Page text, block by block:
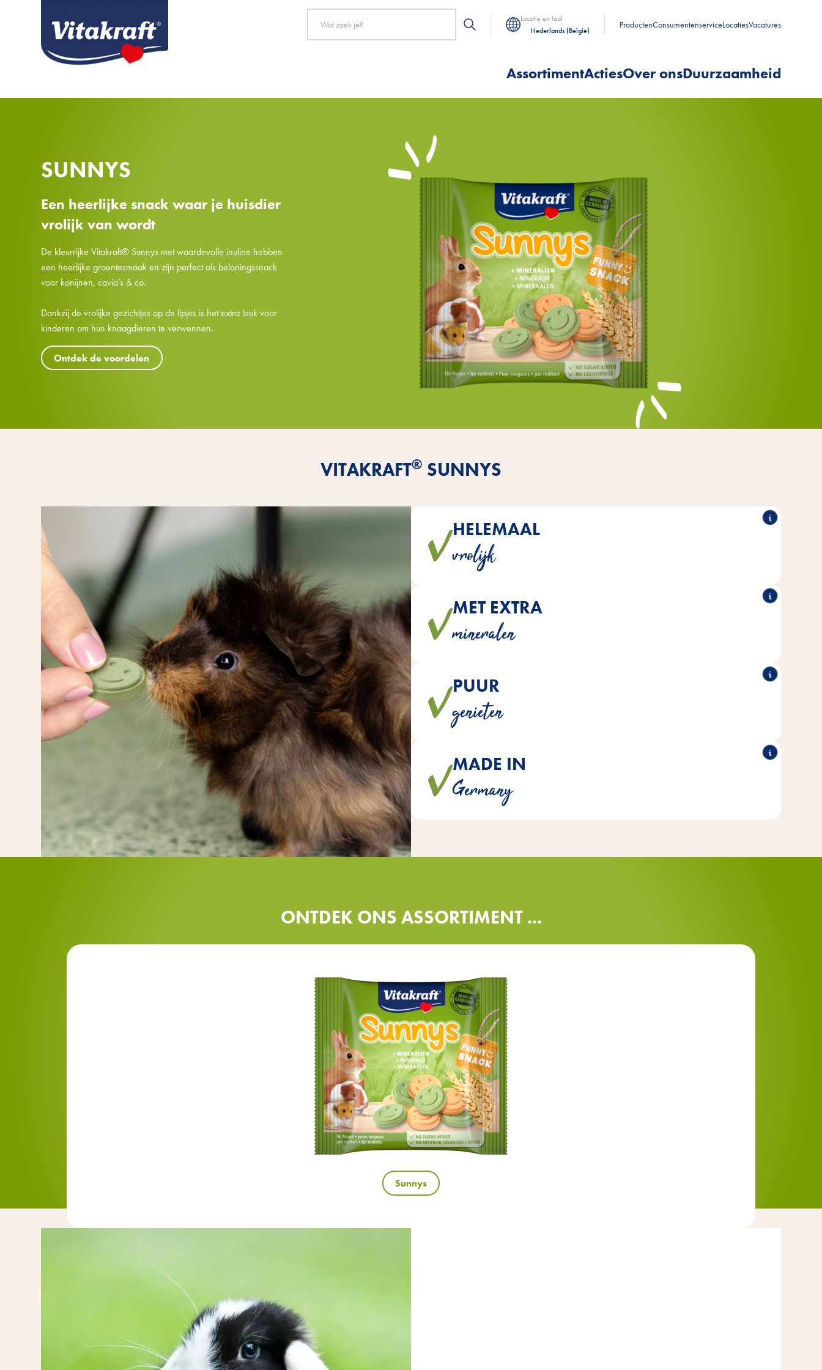
Locatie en taal
Nederlands (België)
ProductenConsumentenserviceLocatiesVacatures
AssortimentActiesOver onsDuurzaamheid
SUNNYS
Een heerlijke snack waar je huisdier
vrolijk van wordt
De kleurrijke Vitakraft® Sunnys met waardevolle inuline hebben
een heerlijke groentesmaak en zijn perfect als beloningssnack
voor konijnen, cavia’s & co.
Dankzij de vrolijke gezichtjes op de lipjes is het extra leuk voor
kinderen om hun knaagdieren te verwennen.
Ontdek de voordelen
VITAKRAFT® SUNNYS
HELEMAAL
vrolijk
De kleine kleurrijke zonnetjes hebben een heerlijke groetensmaak waar je knaagdier
MET EXTRA
mineralen
Sunnys bevatten extra waardevolle mineralen die bijdragen aan een optimale
PUUR
genieten
Sunnys is natuurlijk geproduceerd zonder toegevoegde suikers of kunstmatige
MADE IN
Germany
ONTDEK ONS ASSORTIMENT ...
Sunnys